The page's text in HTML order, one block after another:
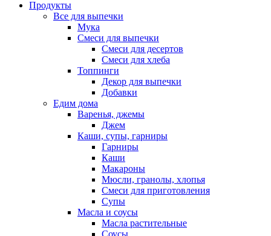
Продукты
Все для выпечки
Мука
Смеси для выпечки
Смеси для десертов
Смеси для хлеба
Топпинги
Декор для выпечки
Добавки
Едим дома
Варенья, джемы
Джем
Каши, супы, гарниры
Гарниры
Каши
Макароны
Мюсли, гранолы, хлопья
Смеси для приготовления
Супы
Масла и соусы
Масла растительные
Соусы